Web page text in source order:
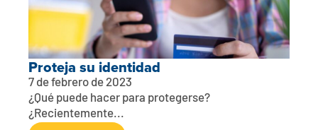
Proteja su identidad
7 de febrero de 2023
¿Qué puede hacer para protegerse?
¿Recientemente...